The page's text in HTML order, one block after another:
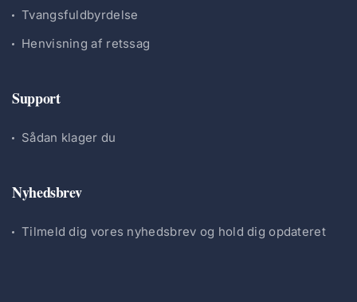
Tvangsfuldbyrdelse
Henvisning af retssag
Support
Sådan klager du
Nyhedsbrev
Tilmeld dig vores nyhedsbrev og hold dig opdateret